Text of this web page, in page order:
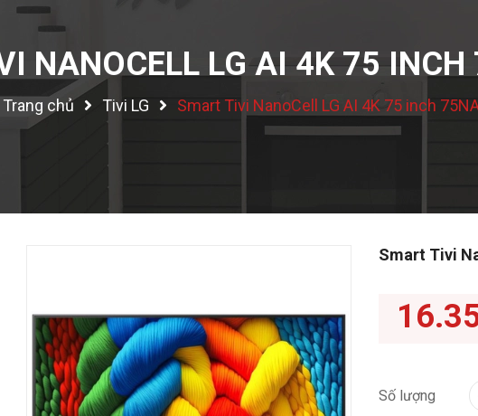
NANOCELL LG AI 4K 75
Trang chủ Tivi LG Smart Tivi NanoCell LG AI 4K 75 inch
Smart Tivi
Số lượng